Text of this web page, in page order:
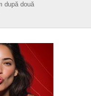
după două